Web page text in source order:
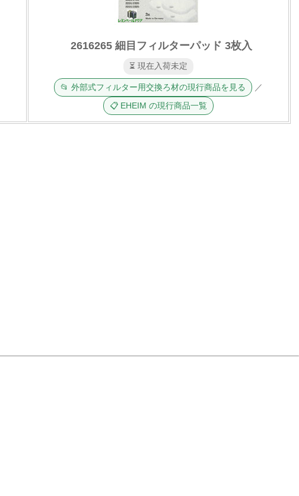
2616265 細目フィルターパッド 3枚入
⏳ 現在入荷未定
📂 外部式フィルター用交換ろ材の現行商品を見る ／
📋 EHEIM の現行商品一覧